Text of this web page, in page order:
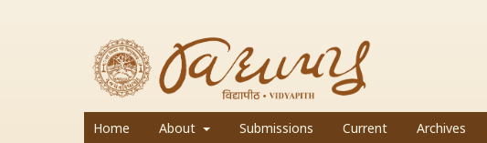
Home About Submissions Current Archives